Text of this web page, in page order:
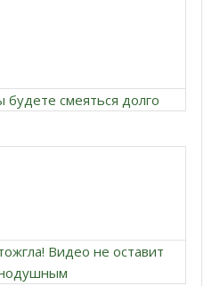
будете смеяться долго
Видео не оставит